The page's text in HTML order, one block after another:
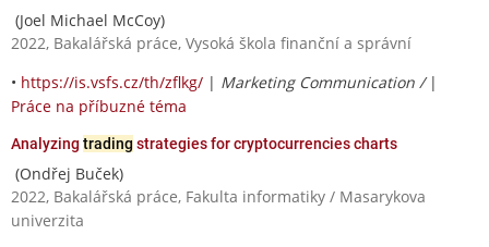
(Joel Michael McCoy)
2022, Bakalářská práce, Vysoká škola finanční a správní
• https://is.vsfs.cz/th/zflkg/ | Marketing Communication / |
Práce na příbuzné téma
Analyzing trading strategies for cryptocurrencies charts
(Ondřej Buček)
2022, Bakalářská práce, Fakulta informatiky / Masarykova
univerzita